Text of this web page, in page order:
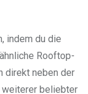
indem du die
Rooftop-
direkt neben der
beliebter